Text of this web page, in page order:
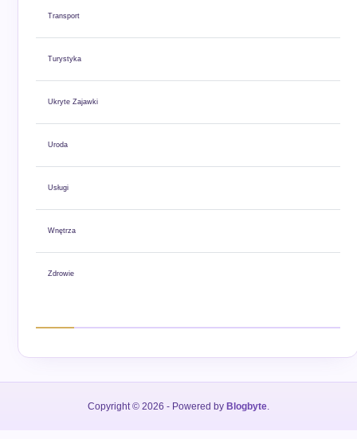
Transport
Turystyka
Ukryte Zajawki
Uroda
Usługi
Wnętrza
Zdrowie
Copyright © 2026 - Powered by Blogbyte.